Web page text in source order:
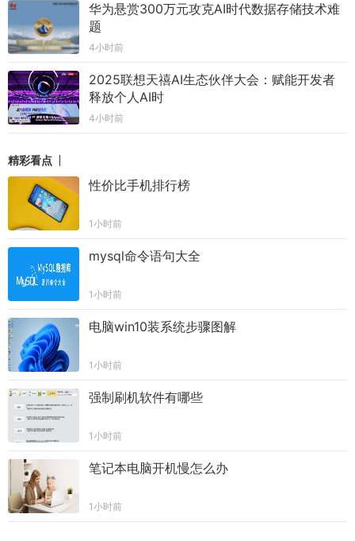
华为悬赏300万元攻克AI时代数据存储技术难
题
4小时前
2025联想天禧AI生态伙伴大会：赋能开发者
释放个人AI时
4小时前
精彩看点
性价比手机排行榜
1小时前
mysql命令语句大全
1小时前
电脑win10装系统步骤图解
1小时前
强制刷机软件有哪些
1小时前
笔记本电脑开机慢怎么办
1小时前